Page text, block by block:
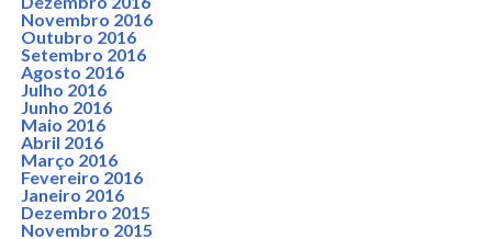
Novembro 2016
Outubro 2016
Setembro 2016
Agosto 2016
Julho 2016
Junho 2016
Maio 2016
Abril 2016
Março 2016
Fevereiro 2016
Janeiro 2016
Dezembro 2015
Novembro 2015